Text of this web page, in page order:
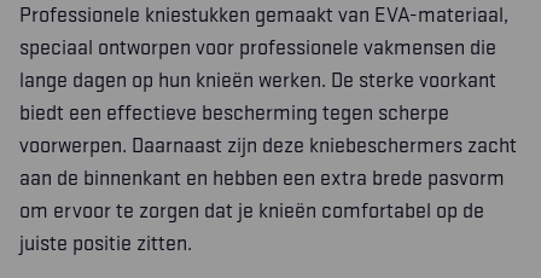
Professionele kniestukken gemaakt van EVA-materiaal,
speciaal ontworpen voor professionele vakmensen die
lange dagen op hun knieën werken. De sterke voorkant
biedt een effectieve bescherming tegen scherpe
voorwerpen. Daarnaast zijn deze kniebeschermers zacht
aan de binnenkant en hebben een extra brede pasvorm
om ervoor te zorgen dat je knieën comfortabel op de
juiste positie zitten.